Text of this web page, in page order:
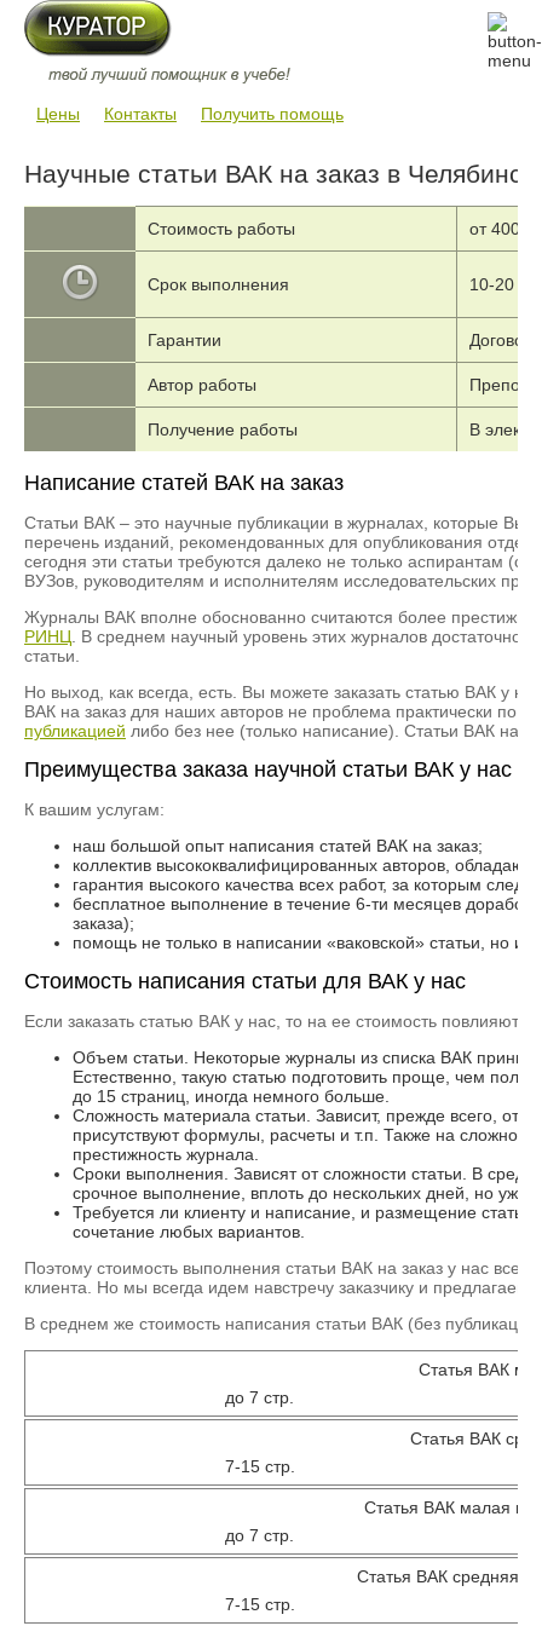
Цены Контакты Получить помощь
Научные статьи ВАК на заказ в
Стоимость работы от 4000
Срок выполнения 10-20
Гарантии
Автор работы
Получение работы В
Написание статей ВАК на заказ
Статьи ВАК – это научные публикации в журналах, которые
перечень изданий, рекомендованных для опубликования
сегодня эти статьи требуются далеко не только аспирантам
ВУЗов, руководителям и исполнителям исследовательских
Журналы ВАК вполне обоснованно считаются более
РИНЦ . В среднем научный уровень этих журналов достаточно
статьи.
Но выход, как всегда, есть. Вы можете заказать статью ВАК у
ВАК на заказ для наших авторов не проблема практически по
публикацией либо без нее (только написание). Статьи ВАК на
Преимущества заказа научной статьи ВАК у нас
К вашим услугам:
наш большой опыт написания статей ВАК на заказ;
коллектив высококвалифицированных авторов,
гарантия высокого качества всех работ, за которым
бесплатное выполнение в течение 6-ти месяцев
заказа);
помощь не только в написании «ваковской» статьи, но и
Стоимость написания статьи для ВАК у нас
Если заказать статью ВАК у нас, то на ее стоимость повлияют
Объем статьи. Некоторые журналы из списка ВАК
Естественно, такую статью подготовить проще, чем
до 15 страниц, иногда немного больше.
Сложность материала статьи. Зависит, прежде всего, от
присутствуют формулы, расчеты и т.п. Также на
престижность журнала.
Сроки выполнения. Зависят от сложности статьи. В
срочное выполнение, вплоть до нескольких дней, но уже
Требуется ли клиенту и написание, и размещение
сочетание любых вариантов.
Поэтому стоимость выполнения статьи ВАК на заказ у нас
клиента. Но мы всегда идем навстречу заказчику и
В среднем же стоимость написания статьи ВАК (без
Статья ВАК
до 7 стр.
Статья ВАК
7-15 стр.
Статья ВАК малая по
до 7 стр.
Статья ВАК средняя
7-15 стр.